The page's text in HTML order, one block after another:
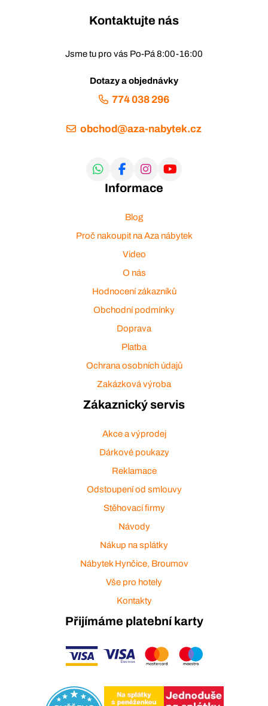
Kontaktujte nás
Jsme tu pro vás Po-Pá 8:00-16:00
Dotazy a objednávky
774 038 296
obchod@aza-nabytek.cz
Informace
Blog
Proč nakoupit na Aza nábytek
Video
O nás
Hodnocení zákazníků
Obchodní podmínky
Doprava
Platba
Ochrana osobních údajů
Zakázková výroba
Zákaznický servis
Akce a výprodej
Dárkové poukazy
Reklamace
Odstoupení od smlouvy
Stěhovací firmy
Návody
Nákup na splátky
Nábytek Hynčice, Broumov
Vše pro hotely
Kontakty
Přijímáme platební karty